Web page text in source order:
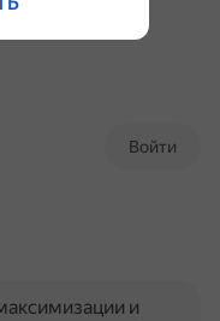
Войти
и